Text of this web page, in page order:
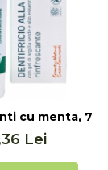
cu menta,
Lei